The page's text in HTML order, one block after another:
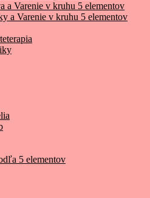
a Varenie v kruhu 5 elementov
a Varenie v kruhu 5 elementov
5 elementov